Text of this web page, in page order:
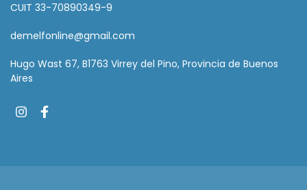
CUIT 33-70890349-9
demelfonline@gmail.com
Hugo Wast 67, B1763 Virrey del Pino, Provincia de Buenos
Aires